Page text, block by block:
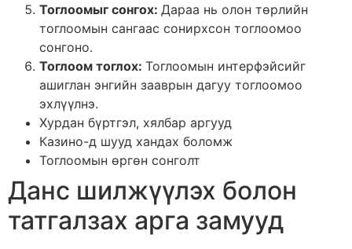
Тоглоомыг сонгох: Дараа нь олон төрлийн
тоглоомын сангаас сонирхсон тоглоомоо
сонгоно.
Тоглоом тоглох: Тоглоомын интерфэйсийг
ашиглан энгийн зааврын дагуу тоглоомоо
эхлүүлнэ.
Хурдан бүртгэл, хялбар аргууд
Казино-д шууд хандах боломж
Тоглоомын өргөн сонголт
Данс шилжүүлэх болон
татгалзах арга замууд